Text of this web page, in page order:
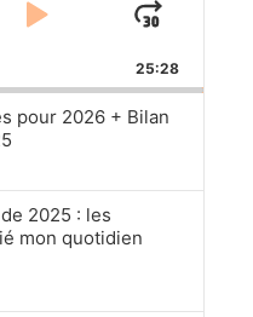
PLAY
PAUSE
25:28
pour 2026 + Bilan
2025 : les
mon quotidien